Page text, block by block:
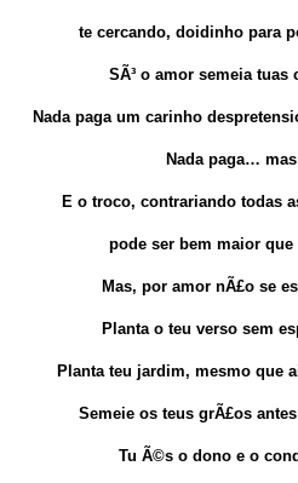
te cercando, doidinho para
SÃ³ o amor semeia tuas
Nada paga um carinho
Nada paga…
E o troco, contrariando todas
pode ser bem maior que
Mas, por amor nÃ£o se
Planta o teu verso sem
Planta teu jardim, mesmo que
Semeie os teus grÃ£os
Tu Ã©s o dono e o